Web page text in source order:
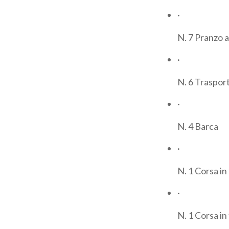
Dislivello
stupendo,
vi lasceranno
·
N. 7 Pranzo
·
N. 6
·
N. 4 Barca
·
N. 1 Corsa
·
N. 1 Corsa